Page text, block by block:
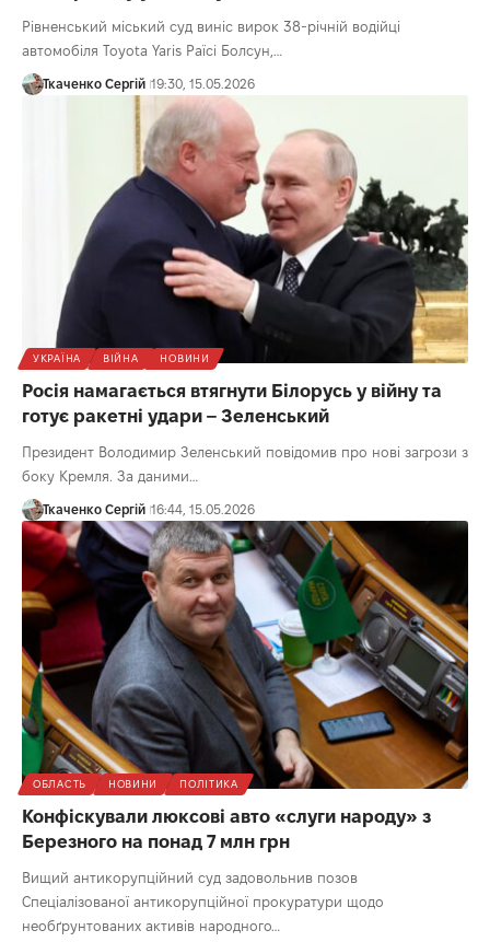
Рівненський міський суд виніс вирок 38-річній водійці
автомобіля Toyota Yaris Раїсі Болсун,…
Ткаченко Сергій 19:30, 15.05.2026
УКРАЇНА ВІЙНА НОВИНИ
Росія намагається втягнути Білорусь у війну та
готує ракетні удари – Зеленський
Президент Володимир Зеленський повідомив про нові загрози з
боку Кремля. За даними…
Ткаченко Сергій 16:44, 15.05.2026
ОБЛАСТЬ НОВИНИ ПОЛІТИКА
Конфіскували люксові авто «слуги народу» з
Березного на понад 7 млн грн
Вищий антикорупційний суд задовольнив позов
Спеціалізованої антикорупційної прокуратури щодо
необґрунтованих активів народного…